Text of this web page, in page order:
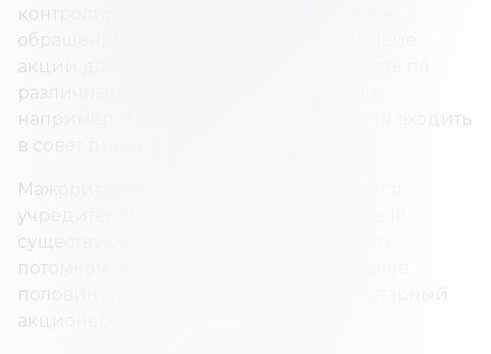
контролирует более 50% находящихся в
обращении акций компании. Голосующие
акции дают акционеру право голосовать по
различным корпоративным решениям,
например, по вопросу о том, кто должен входить
в совет директоров компании.
Мажоритарный акционер часто является
учредителем компании. В случае с давно
существующим бизнесом он может быть
потомком основателя. Контролируя более
половины голосующих акций, мажоритарный
акционер: